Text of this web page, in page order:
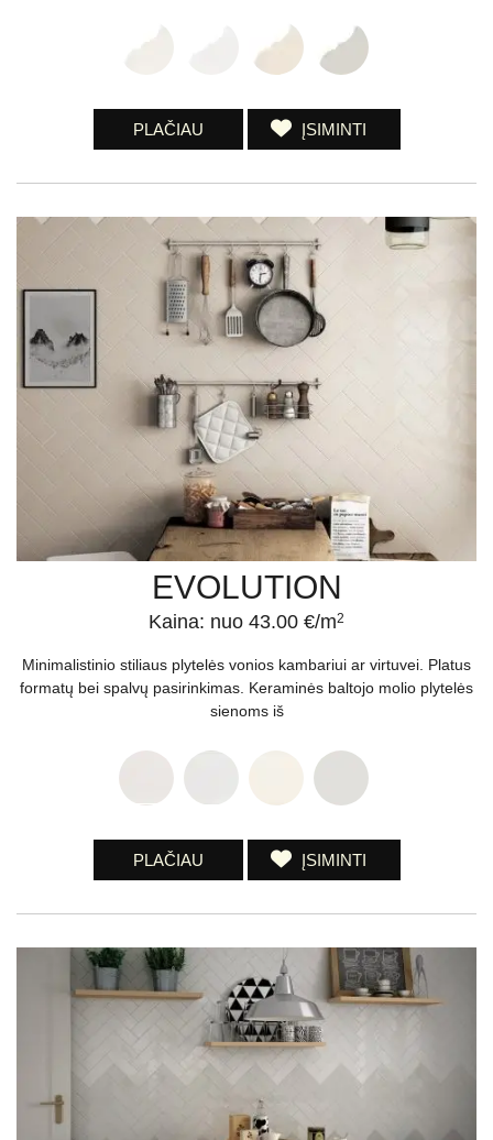
PLAČIAU ĮSIMINTI
EVOLUTION
Kaina: nuo 43.00 €/m2
Minimalistinio stiliaus plytelės vonios kambariui ar virtuvei. Platus
formatų bei spalvų pasirinkimas. Keraminės baltojo molio plytelės
sienoms iš
PLAČIAU ĮSIMINTI